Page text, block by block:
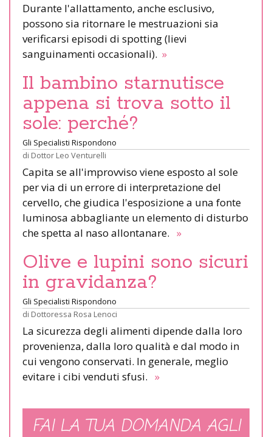
Durante l'allattamento, anche esclusivo,
possono sia ritornare le mestruazioni sia
verificarsi episodi di spotting (lievi
sanguinamenti occasionali). »
Il bambino starnutisce
appena si trova sotto il
sole: perché?
Gli Specialisti Rispondono
di Dottor Leo Venturelli
Capita se all'improvviso viene esposto al sole
per via di un errore di interpretazione del
cervello, che giudica l'esposizione a una fonte
luminosa abbagliante un elemento di disturbo
che spetta al naso allontanare. »
Olive e lupini sono sicuri
in gravidanza?
Gli Specialisti Rispondono
di Dottoressa Rosa Lenoci
La sicurezza degli alimenti dipende dalla loro
provenienza, dalla loro qualità e dal modo in
cui vengono conservati. In generale, meglio
evitare i cibi venduti sfusi. »
FAI LA TUA DOMANDA AGLI